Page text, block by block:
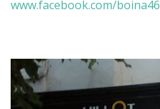
www.facebook.com/boina46